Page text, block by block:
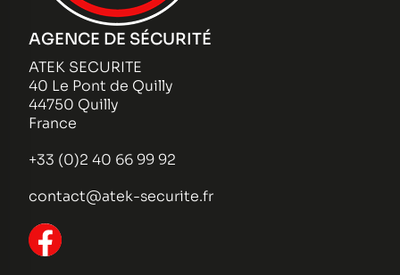
AGENCE DE SÉCURITÉ
ATEK SECURITE
40 Le Pont de Quilly
44750 Quilly
France
+33 (0)2 40 66 99 92
contact@atek-securite.fr